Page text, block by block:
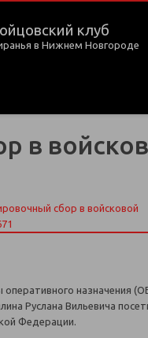
клуб
в Нижнем Новгороде
в
оперативного назначения
Руслана Вильевича
Федерации.